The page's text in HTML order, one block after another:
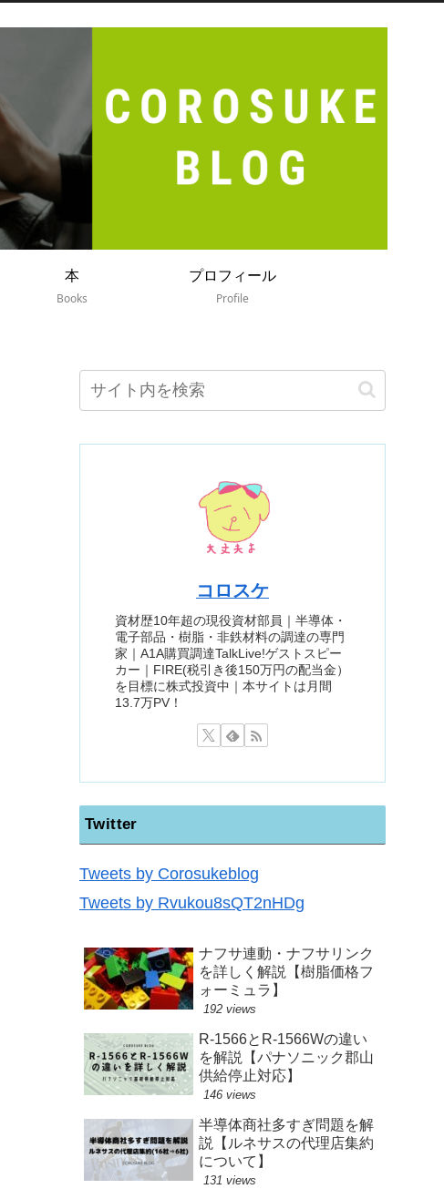
本
Books
プロフィール
Profile
コロスケ
資材歴10年超の現役資材部員｜半導体・
電子部品・樹脂・非鉄材料の調達の専門
家｜A1A購買調達TalkLive!ゲストスピー
カー｜FIRE(税引き後150万円の配当金）
を目標に株式投資中｜本サイトは月間
13.7万PV！
Twitter
Tweets by Corosukeblog
Tweets by Rvukou8sQT2nHDg
ナフサ連動・ナフサリンク
を詳しく解説【樹脂価格フ
ォーミュラ】
192 views
R-1566とR-1566Wの違い
を解説【パナソニック郡山
供給停止対応】
146 views
半導体商社多すぎ問題を解
説【ルネサスの代理店集約
について】
131 views